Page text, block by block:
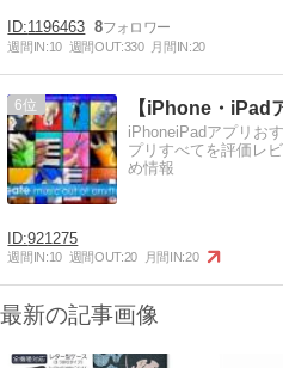
1196463 8
週間IN:10 週間OUT:330 月間IN:20
6 【iPhone・iPad
iPhoneiPadアプリお
プリすべてを評価レ
め情報
921275
週間IN:10 週間OUT:20 月間IN:20
最新の記事画像